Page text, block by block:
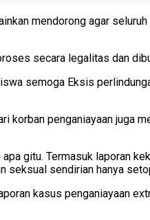
mendorong agar
secara legalitas dan
semoga Eksis
korban penganiayaan juga
gitu. Termasuk laporan
sendirian hanya
kasus penganiayaan